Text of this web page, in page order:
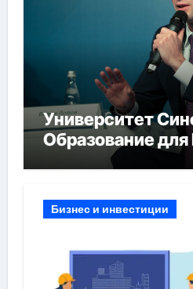
Университет
Образование
Бизнес и инвестиции